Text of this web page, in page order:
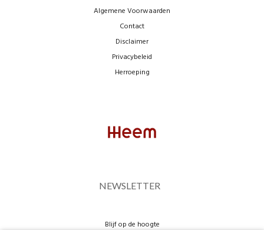
Algemene Voorwaarden
Contact
Disclaimer
Privacybeleid
Herroeping
NEWSLETTER
Blijf op de hoogte